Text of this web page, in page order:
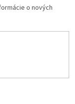
o nových